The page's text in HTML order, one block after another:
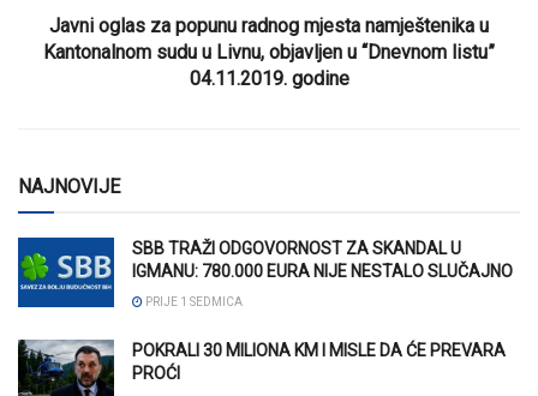
Javni oglas za popunu radnog mjesta namještenika u
Kantonalnom sudu u Livnu, objavljen u “Dnevnom listu”
04.11.2019. godine
NAJNOVIJE
SBB TRAŽI ODGOVORNOST ZA SKANDAL U
IGMANU: 780.000 EURA NIJE NESTALO SLUČAJNO
PRIJE 1 SEDMICA
POKRALI 30 MILIONA KM I MISLE DA ĆE PREVARA
PROĆI